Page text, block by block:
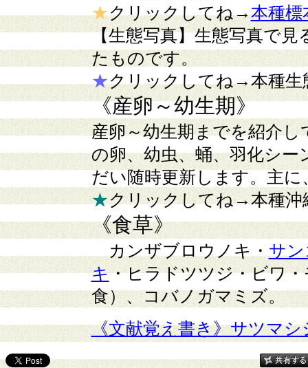
★クリックしてね→本種標
【生態写真】生態写真で見
たものです。
★クリックしてね→本種生
《産卵～幼生期》
産卵～幼生期までを紹介
の卵、幼虫、蛹、羽化シ
だい随時更新します。主
★クリックしてね→本種沖
《食草》
カンザブロウノキ・ サ
キ・ヒラドツツジ・ビワ
食）、コバノガマミズ。
《文献覚え書き》サツマシ